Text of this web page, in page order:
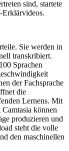
sind, startete
Erklärvideos.
Sie werden in
transkribiert.
Sprachen
der Fachsprache
die
Lernens. Mit
können
produzieren und
steht die volle
den maschinellen